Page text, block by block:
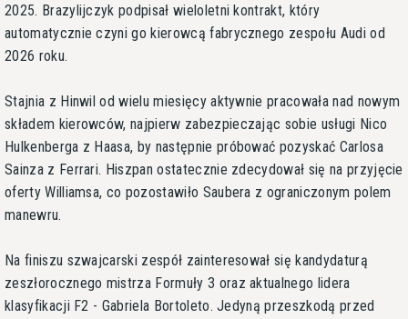
2025. Brazylijczyk podpisał wieloletni kontrakt, który
automatycznie czyni go kierowcą fabrycznego zespołu Audi od
2026 roku.
Stajnia z Hinwil od wielu miesięcy aktywnie pracowała nad nowym
składem kierowców, najpierw zabezpieczając sobie usługi Nico
Hulkenberga z Haasa, by następnie próbować pozyskać Carlosa
Sainza z Ferrari. Hiszpan ostatecznie zdecydował się na przyjęcie
oferty Williamsa, co pozostawiło Saubera z ograniczonym polem
manewru.
Na finiszu szwajcarski zespół zainteresował się kandydaturą
zeszłorocznego mistrza Formuły 3 oraz aktualnego lidera
klasyfikacji F2 - Gabriela Bortoleto. Jedyną przeszkodą przed